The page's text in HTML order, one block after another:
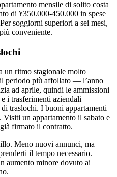
mensile di solito costa
di ¥350.000-450.000 in spese
soggiorni superiori a sei mesi,
conveniente.
un ritmo stagionale molto
periodo più affollato — l’anno
ad aprile, quindi le ammissioni
i trasferimenti aziendali
traslochi. I buoni appartamenti
un appartamento il sabato e
firmato il contratto.
Meno nuovi annunci, ma
il tempo necessario.
aumento minore dovuto ai